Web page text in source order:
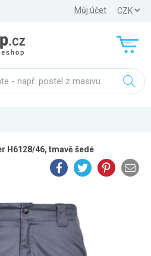
Můj účet
H6128/46, tmavě šedé